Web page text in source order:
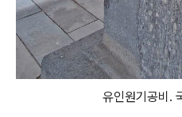
유인원기공비.